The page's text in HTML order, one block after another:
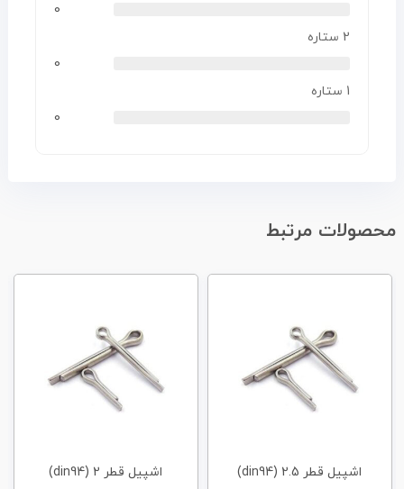
0
2 ستاره
0
1 ستاره
0
محصولات مرتبط
اشپیل قطر 2.5 (din94) اشپیل قطر 2 (din94)